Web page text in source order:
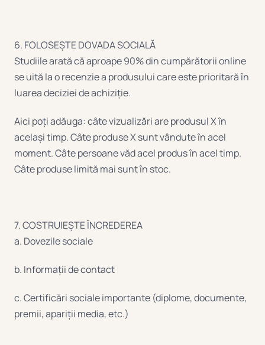
6. FOLOSEȘTE DOVADA SOCIALĂ
Studiile arată că aproape 90% din cumpărătorii online
se uită la o recenzie a produsului care este prioritară în
luarea deciziei de achiziție.
Aici poți adăuga: câte vizualizări are produsul X în
același timp. Câte produse X sunt vândute în acel
moment. Câte persoane văd acel produs în acel timp.
Câte produse limită mai sunt în stoc.
7. COSTRUIEȘTE ÎNCREDEREA
a. Dovezile sociale
b. Informații de contact
c. Certificări sociale importante (diplome, documente,
premii, apariții media, etc.)